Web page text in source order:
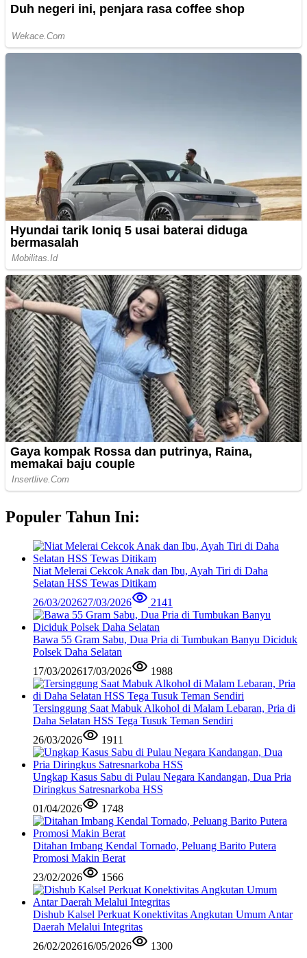
Populer Tahun Ini:
Niat Melerai Cekcok Anak dan Ibu, Ayah Tiri di Daha
Selatan HSS Tewas Ditikam
26/03/202627/03/2026 2141
Bawa 55 Gram Sabu, Dua Pria di Tumbukan Banyu Diciduk
Polsek Daha Selatan
17/03/202617/03/2026 1988
Tersinggung Saat Mabuk Alkohol di Malam Lebaran, Pria di
Daha Selatan HSS Tega Tusuk Teman Sendiri
26/03/2026
1911
Ungkap Kasus Sabu di Pulau Negara Kandangan, Dua Pria
Diringkus Satresnarkoba HSS
01/04/2026
1748
Ditahan Imbang Kendal Tornado, Peluang Barito Putera
Promosi Makin Berat
23/02/2026
1566
Dishub Kalsel Perkuat Konektivitas Angkutan Umum Antar
Daerah Melalui Integritas
26/02/202616/05/2026 1300